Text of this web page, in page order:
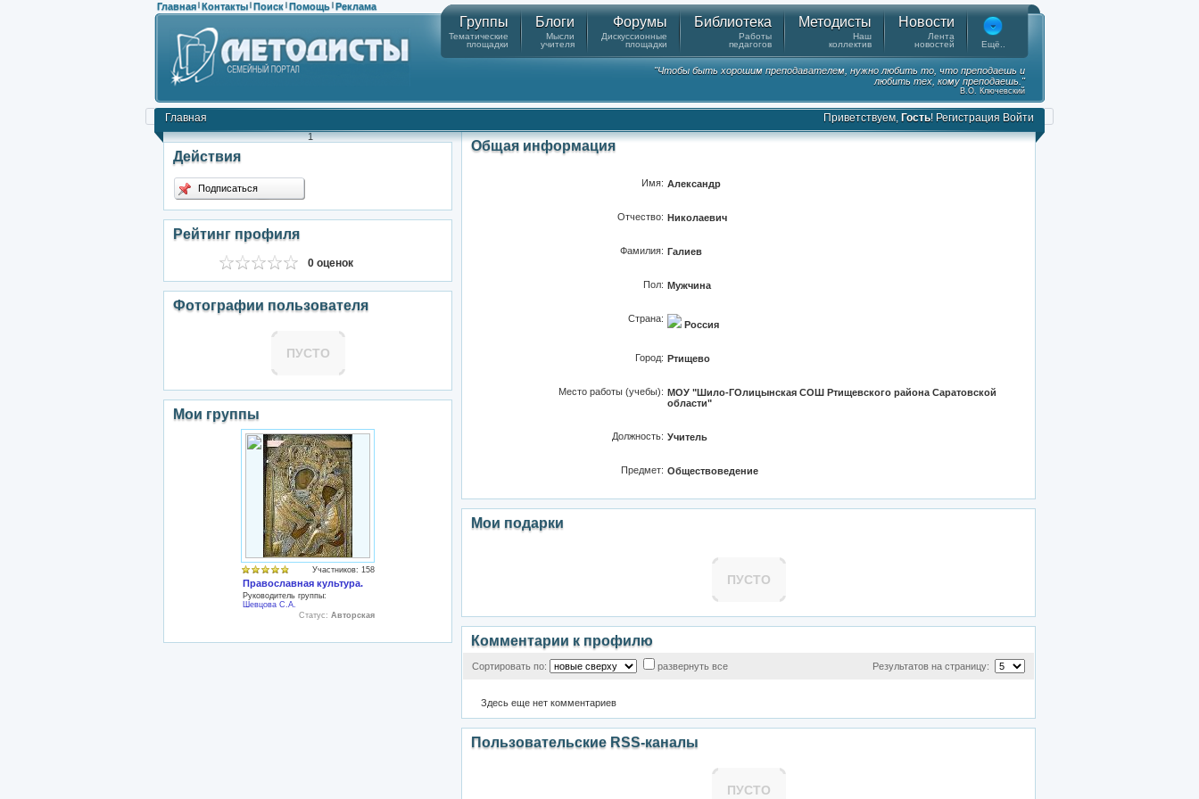
Главная | Контакты | Поиск | Помощь | Реклама
Группы
Тематические
площадки
Блоги
Мысли
учителя
Форумы
Дискуссионные
площадки
Библиотека
Работы
педагогов
Методисты
Наш
коллектив
Новости
Лента
новостей
Ещё..
"Чтобы быть хорошим преподавателем, нужно любить то, что преподаешь и
любить тех, кому преподаешь."
В.О. Ключевский
Главная Приветствуем, Гость! Регистрация Войти
1
Действия
Подписаться
Рейтинг профиля
0 оценок
Фотографии пользователя
ПУСТО
Мои группы
Участников: 158
Православная культура.
Руководитель группы:
Шевцова С.А.
Статус: Авторская
Общая информация
Имя: Александр
Отчество: Николаевич
Фамилия: Галиев
Пол: Мужчина
Страна:
Россия
Город: Ртищево
Место работы (учебы): МОУ "Шило-ГОлицынская СОШ Ртищевского района Саратовской
области"
Должность: Учитель
Предмет: Обществоведение
Мои подарки
ПУСТО
Комментарии к профилю
Сортировать по: развернуть все Результатов на страницу:
Здесь еще нет комментариев
Пользовательские RSS-каналы
ПУСТО